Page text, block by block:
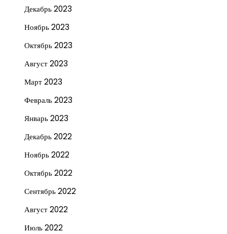
Декабрь 2023
Ноябрь 2023
Октябрь 2023
Август 2023
Март 2023
Февраль 2023
Январь 2023
Декабрь 2022
Ноябрь 2022
Октябрь 2022
Сентябрь 2022
Август 2022
Июль 2022